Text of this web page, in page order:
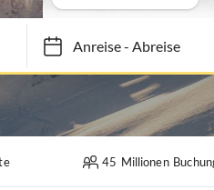
Anreise-Abreise
45 Millionen